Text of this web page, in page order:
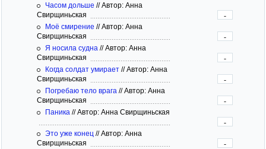
Часом дольше //Автор: Анна
Свирщиньская
-
Моё смирение //Автор: Анна
Свирщиньская
-
Я носила судна //Автор: Анна
Свирщиньская
-
Когда солдат умирает //Автор: Анна
Свирщиньская
-
Погребаю тело врага //Автор: Анна
Свирщиньская
-
Паника //Автор: Анна Свирщиньская
-
Это уже конец //Автор: Анна
Свирщиньская
-